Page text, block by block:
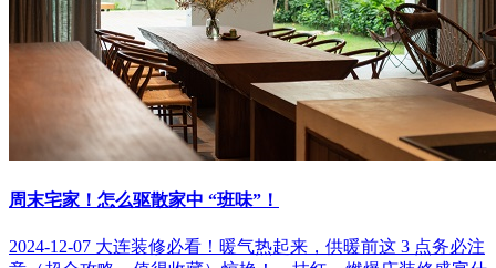
周末宅家！怎么驱散家中 “班味”！
2024-12-07 大连装修必看！暖气热起来，供暖前这 3 点务必注